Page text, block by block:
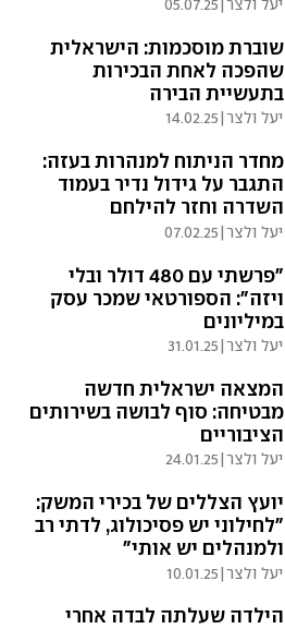
יעל ולצר|
05.07.25
שוברת מוסכמות: הישראלית
שהפכה לאחת הבכירות
בתעשיית הבירה
יעל ולצר|
14.02.25
מחדר הניתוח למנהרות בעזה:
התגבר על גידול נדיר בעמוד
השדרה וחזר להילחם
יעל ולצר|
07.02.25
"פרשתי עם 480 דולר ובלי
ויזה": הספורטאי שמכר עסק
במיליונים
יעל ולצר|
31.01.25
המצאה ישראלית חדשה
מבטיחה: סוף לבושה בשירותים
הציבוריים
יעל ולצר|
24.01.25
יועץ הצללים של בכירי המשק:
"לחילוני יש פסיכולוג, לדתי רב
ולמנהלים יש אותי"
יעל ולצר|
10.01.25
הילדה שעלתה לבדה אחרי